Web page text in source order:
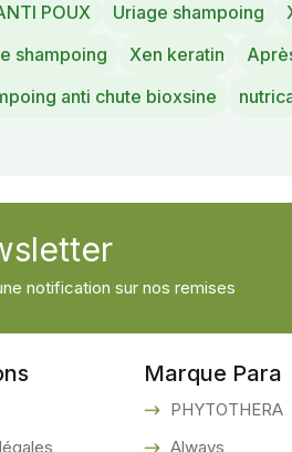
POUX Uriage shampoing
shampoing Xen keratin
anti chute bioxsine
notification sur nos remises
Marque Para
PHYTOTHERA
Always